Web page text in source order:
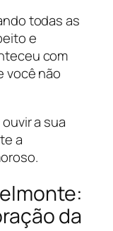
todas as
e
com
você não
a sua
a
da